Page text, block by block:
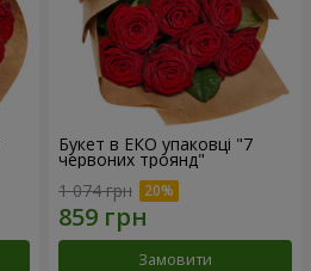
Букет в ЕКО упаковці "7
червоних троянд"
1 074 грн
Замовити